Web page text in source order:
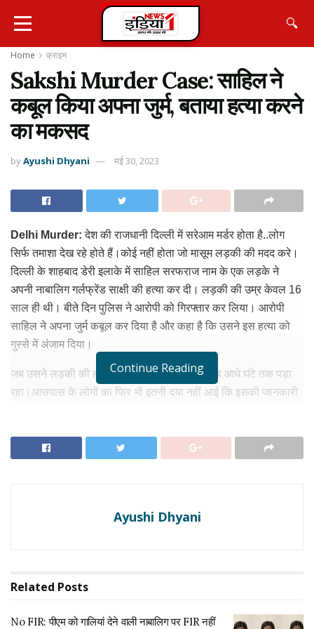
🔍
Home क्राइम
Sakshi Murder Case: साहिल ने
कबूल किया अपना जुर्म, बताया हत्या करने
का मकसद
byAyushi Dhyani मई 30, 2023
Delhi Murder: देश की राजधानी दिल्ली में सरेआम मर्डर होता है..लोग
सिर्फ तमाशा देख रहे होते हैं।कोई नहीं होता जो मासूम लड़की की मदद करे।
दिल्ली के शाहबाद डेरी इलाके में साहिल सरफराज नाम के एक लड़के ने
अपनी नाबालिग गर्लफ्रेंड साक्षी की हत्या कर दी। लड़की की उम्र केवल 16
साल ही थी। बीते दिन पुलिस ने आरोपी को गिरफ्तार कर लिया। आरोपी
साहिल ने अपना जुर्म कबूल कर दिया है और कहा है कि उसने इस हत्या को
गुस्से में अंजाम दिया।
जब उसने लड़की की हत्या की तो उसका शव वहीं करीब आधे घंटे तक पड़ा
रहा।आसपास के लोगों का फिर भी इतनी दया नहीं आई कि इसकी जानकारी
RELATED NEWS
बताई हत्या की वजह
Continue Reading
Ayushi Dhyani
Related Posts
No FIR: पीएम को गालियां देने वाली नाबालिग पर FIR नहीं